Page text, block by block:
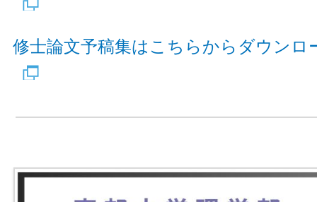
修士論文予稿集はこちらからダウンロ